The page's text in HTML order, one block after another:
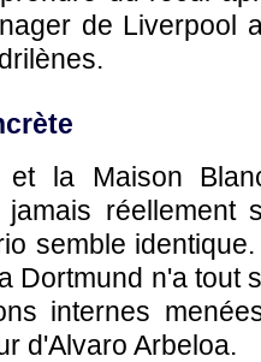
de Liverpool
la Maison
réellement
semble
Dortmund n'a tout
internes
d'Alvaro Arbeloa.